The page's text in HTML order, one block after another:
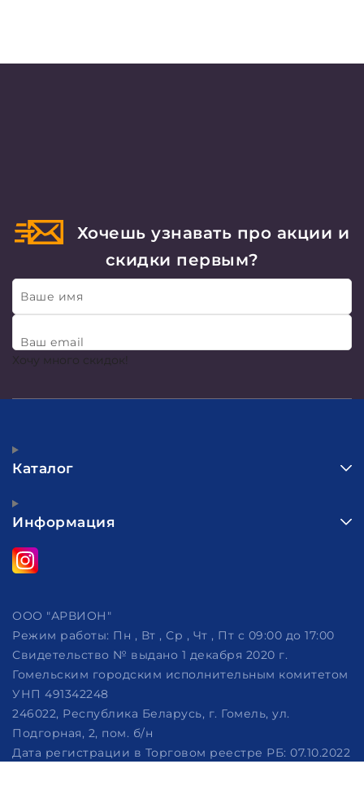
Хочешь узнавать про акции и
скидки первым?
Ваше имя
Ваш email
Хочу много скидок!
Каталог
Информация
ООО "АРВИОН"
Режим работы: Пн , Вт , Ср , Чт , Пт c 09:00 до 17:00
Свидетельство № выдано 1 декабря 2020 г.
Гомельским городским исполнительным комитетом
УНП 491342248
246022, Республика Беларусь, г. Гомель, ул.
Подгорная, 2, пом. б/н
Дата регистрации в Торговом реестре РБ: 07.10.2022